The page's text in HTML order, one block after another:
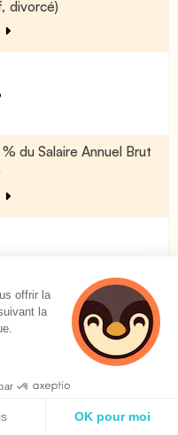
divorcé)
du Salaire Annuel Brut
du Salaire Annuel Brut
à charge)
offrir la
la
OK pour moi